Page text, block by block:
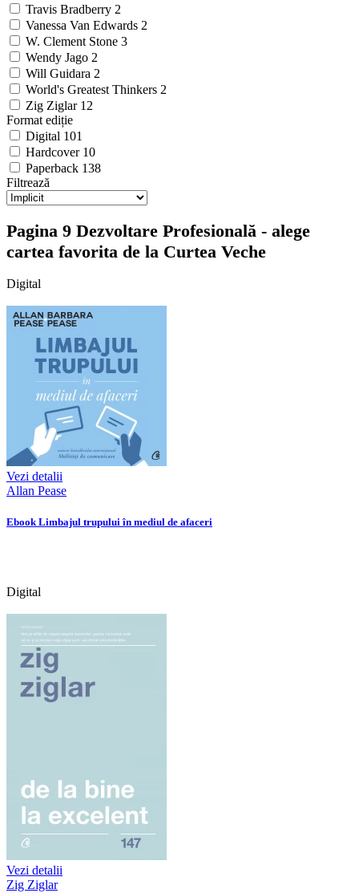
Travis Bradberry 2
Vanessa Van Edwards 2
W. Clement Stone 3
Wendy Jago 2
Will Guidara 2
World's Greatest Thinkers 2
Zig Ziglar 12
Format ediție
Digital 101
Hardcover 10
Paperback 138
Filtrează
Pagina 9 Dezvoltare Profesională - alege
cartea favorita de la Curtea Veche
Digital
Vezi detalii
Allan Pease
Ebook Limbajul trupului în mediul de afaceri
Digital
Vezi detalii
Zig Ziglar